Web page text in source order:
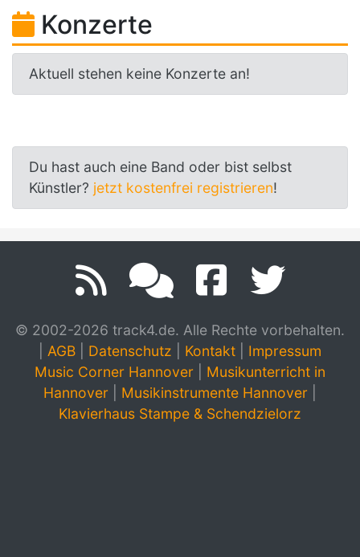
Konzerte
Aktuell stehen keine Konzerte an!
Du hast auch eine Band oder bist selbst
Künstler? jetzt kostenfrei registrieren!
© 2002-2026 track4.de. Alle Rechte vorbehalten.
AGB Datenschutz Kontakt
Impressum
Music Corner Hannover
Musikunterricht in
Hannover
Musikinstrumente Hannover
Klavierhaus Stampe & Schendzielorz